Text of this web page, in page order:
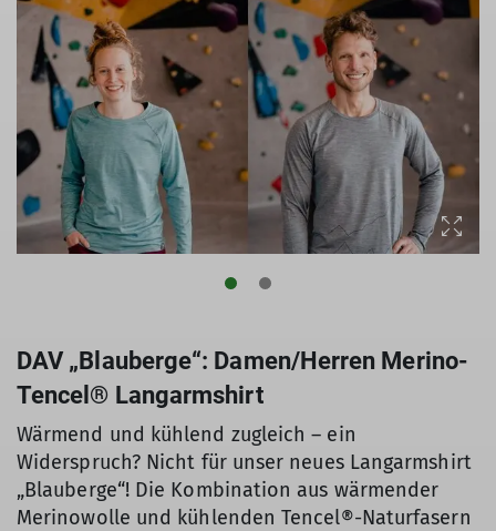
DAV „Blauberge“: Damen/Herren Merino-
Tencel® Langarmshirt
Wärmend und kühlend zugleich – ein
Widerspruch? Nicht für unser neues Langarmshirt
„Blauberge“! Die Kombination aus wärmender
Merinowolle und kühlenden Tencel®-Naturfasern